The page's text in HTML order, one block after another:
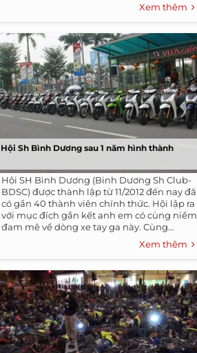
Xem thêm
Hội Sh Bình Dương sau 1 năm hình thành
Hội SH Bình Dương (Binh Dương Sh Club-
BDSC) được thành lập từ 11/2012 đến nay đã
có gần 40 thành viên chính thức. Hội lập ra
với mục đích gắn kết anh em có cùng niềm
đam mê về dòng xe tay ga này. Cùng...
Xem thêm